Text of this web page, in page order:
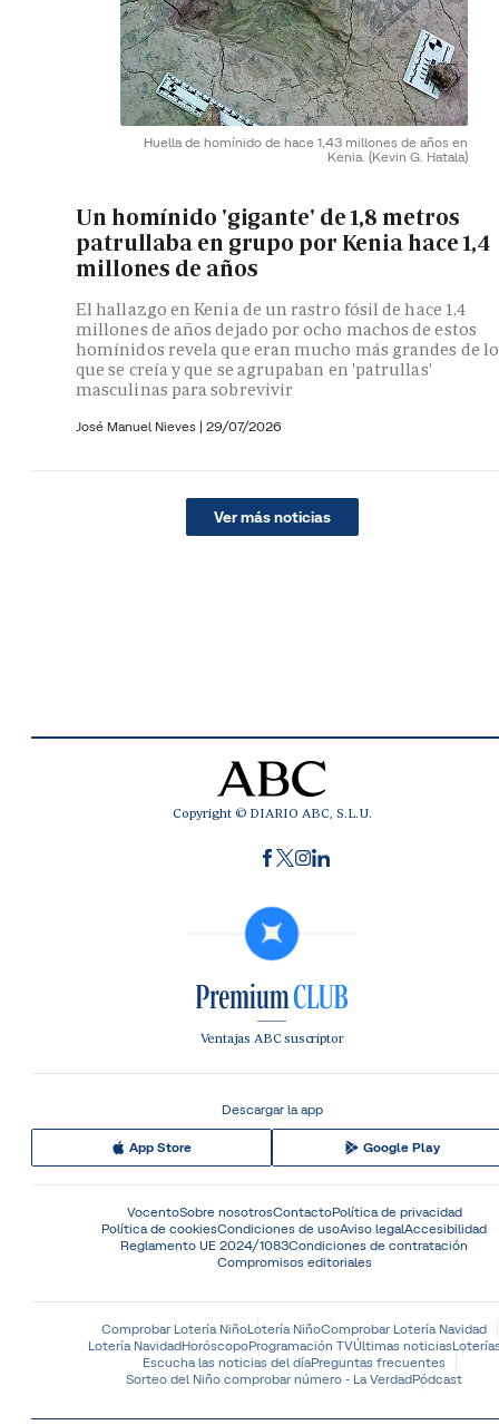
Huella de homínido de hace 1,43 millones de años en
Kenia. (Kevin G. Hatala)
Un homínido 'gigante' de 1,8 metros
patrullaba en grupo por Kenia hace 1,4
millones de años
El hallazgo en Kenia de un rastro fósil de hace 1,4
millones de años dejado por ocho machos de estos
homínidos revela que eran mucho más grandes de lo
que se creía y que se agrupaban en 'patrullas'
masculinas para sobrevivir
José Manuel Nieves | 29/07/2026
Ver más noticias
Copyright © DIARIO ABC, S.L.U.
Ventajas ABC suscriptor
Descargar la app
App Store Google Play
VocentoSobre nosotrosContactoPolítica de privacidad
Política de cookiesCondiciones de usoAviso legalAccesibilidad
Reglamento UE 2024/1083Condiciones de contratación
Compromisos editoriales
Comprobar Lotería NiñoLotería NiñoComprobar Lotería Navidad
Lotería NavidadHoróscopoProgramación TVÚltimas noticias
Escucha las noticias del díaPreguntas frecuentes
Sorteo del Niño comprobar número - La VerdadPódcast